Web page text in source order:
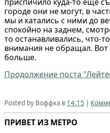
городе они не могут, в
мы и катались с ними до
спокойно на заднем,
то останавливались, что-
внимания не обращал. Вот
больше.
Продолжение поста
Posted by Воффка в 14:15 |
ПРИВЕТ ИЗ МЕТРО